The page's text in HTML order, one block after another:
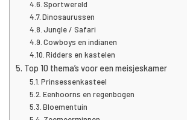
Sportwereld
Dinosaurussen
Jungle / Safari
Cowboys en indianen
Ridders en kastelen
Top 10 thema’s voor een meisjeskamer
Prinsessenkasteel
Eenhoorns en regenbogen
Bloementuin